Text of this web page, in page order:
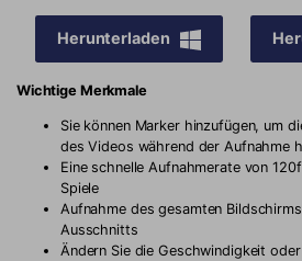
Herunterladen
Wichtige Merkmale
Sie können Marker hinzufügen, um
des Videos während der Aufnahme
Eine schnelle Aufnahmerate von
Spiele
Aufnahme des gesamten
Ausschnitts
Ändern Sie die Geschwindigkeit